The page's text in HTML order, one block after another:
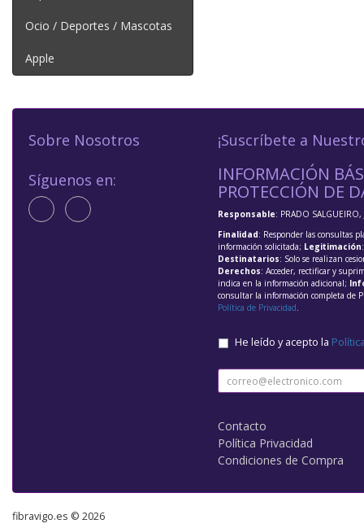
Ocio / Deportes / Mascotas
Apple
Sobre Nosotros
Síguenos en:
¡Suscríbete a
INFORMACIÓN
PROTECCIÓN DE
Responsable: PRADO SALGUEIRO,
Finalidad: Responder las consultas
información solicitada; Legitimación
Destinatarios: Solo se realizan
Derechos: Acceder, rectificar y
indica en la información adicional;
consultar la información completa de
Política de Privacidad.
He leído y acepto la
Contacto
Política Privacidad
Condiciones de Compra
fibravigo.es © 2026